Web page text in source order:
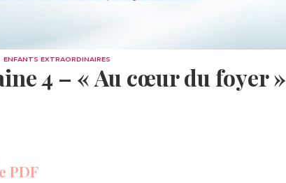
ENFANTS EXTRAORDINAIRES
4 – « Au cœur du foyer »
PDF